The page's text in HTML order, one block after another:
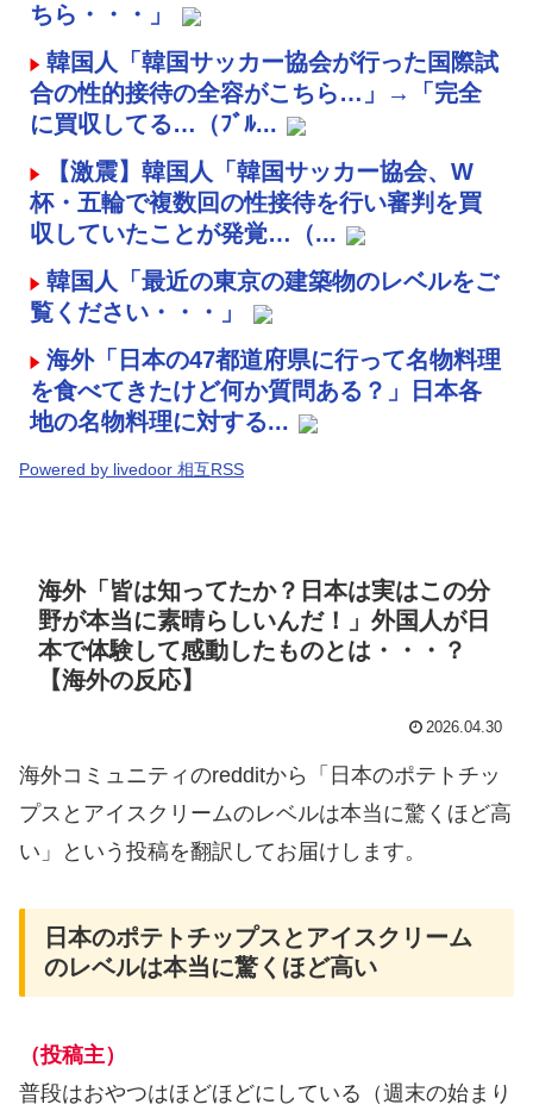
ちら・・・」
韓国人「韓国サッカー協会が行った国際試
合の性的接待の全容がこちら…」→「完全
に買収してる…（ﾌﾞﾙ...
【激震】韓国人「韓国サッカー協会、W
杯・五輪で複数回の性接待を行い審判を買
収していたことが発覚…（...
韓国人「最近の東京の建築物のレベルをご
覧ください・・・」
海外「日本の47都道府県に行って名物料理
を食べてきたけど何か質問ある？」日本各
地の名物料理に対する...
Powered by livedoor 相互RSS
海外「皆は知ってたか？日本は実はこの分
野が本当に素晴らしいんだ！」外国人が日
本で体験して感動したものとは・・・？
【海外の反応】
2026.04.30
海外コミュニティのredditから「日本のポテトチッ
プスとアイスクリームのレベルは本当に驚くほど高
い」という投稿を翻訳してお届けします。
日本のポテトチップスとアイスクリーム
のレベルは本当に驚くほど高い
（投稿主）
普段はおやつはほどほどにしている（週末の始まり